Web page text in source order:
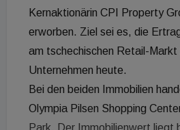
Kernaktionärin CPI Property
erworben. Ziel sei es, die
am tschechischen Retail-
Unternehmen heute.
Bei den beiden Immobilien
Olympia Pilsen Shopping
Park. Der Immobilienwert liegt